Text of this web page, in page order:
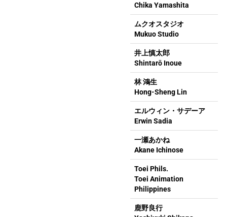
Chika Yamashita
ムクオスタジオ
Mukuo Studio
井上慎太郎
Shintarō Inoue
林 鴻生
Hong-Sheng Lin
エルウィン・サデーア
Erwin Sadia
一瀬あかね
Akane Ichinose
Toei Phils.
Toei Animation
Philippines
鹿野良行